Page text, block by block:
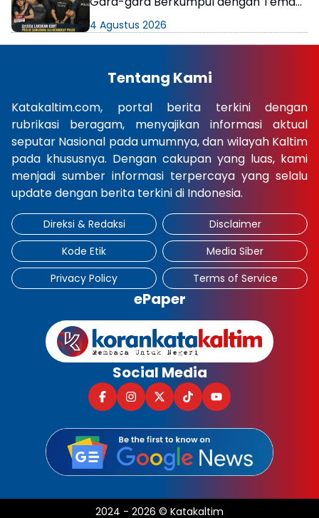
4 Agustus 2026
Tentang Kami
Katakaltim.com, portal berita terkini dengan
rubrikasi beragam, menyajikan informasi aktual
seputar Nasional pada umumnya, dan wilayah Kaltim
pada khususnya. Dengan cakupan yang luas, kami
menjadi sumber informasi terpercaya yang selalu
update dengan berita terkini di Indonesia.
Direksi & Redaksi
Disclaimer
Kode Etik
Media Siber
Privacy Policy
Terms of Service
ePaper
Social Media
2024 - 2026 © Katakaltim